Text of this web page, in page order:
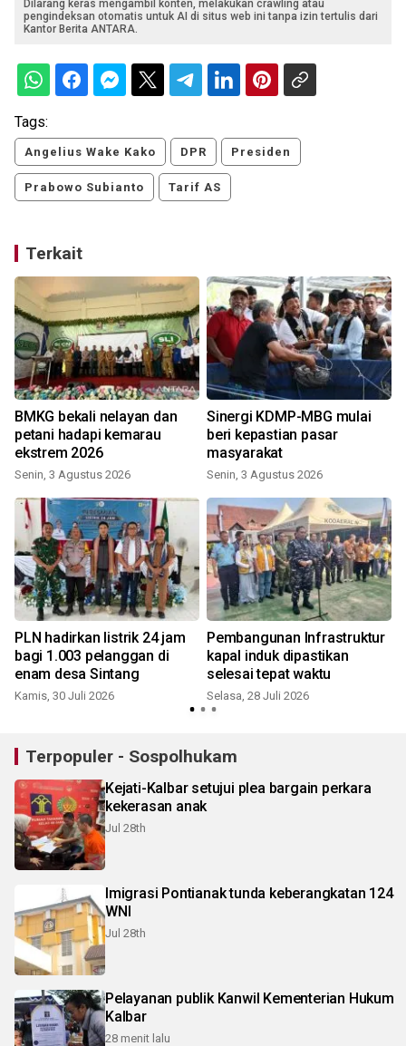
Dilarang keras mengambil konten, melakukan crawling atau
pengindeksan otomatis untuk AI di situs web ini tanpa izin tertulis dari
Kantor Berita ANTARA.
Tags:
Angelius Wake Kako DPR Presiden
Prabowo Subianto Tarif AS
Terkait
BMKG bekali nelayan dan
petani hadapi kemarau
ekstrem 2026
Senin, 3 Agustus 2026
Sinergi KDMP-MBG mulai
beri kepastian pasar
masyarakat
Senin, 3 Agustus 2026
PLN hadirkan listrik 24 jam
bagi 1.003 pelanggan di
enam desa Sintang
Kamis, 30 Juli 2026
Pembangunan Infrastruktur
kapal induk dipastikan
selesai tepat waktu
Selasa, 28 Juli 2026
Terpopuler - Sospolhukam
Kejati-Kalbar setujui plea bargain perkara
kekerasan anak
Jul 28th
Imigrasi Pontianak tunda keberangkatan 124
WNI
Jul 28th
Pelayanan publik Kanwil Kementerian Hukum
Kalbar
28 menit lalu